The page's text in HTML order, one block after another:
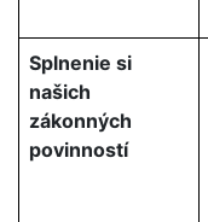
Splnenie si
našich
zákonných
povinností